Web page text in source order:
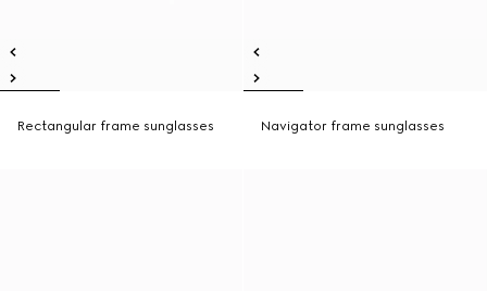
Rectangular frame sunglasses Navigator frame sunglasses